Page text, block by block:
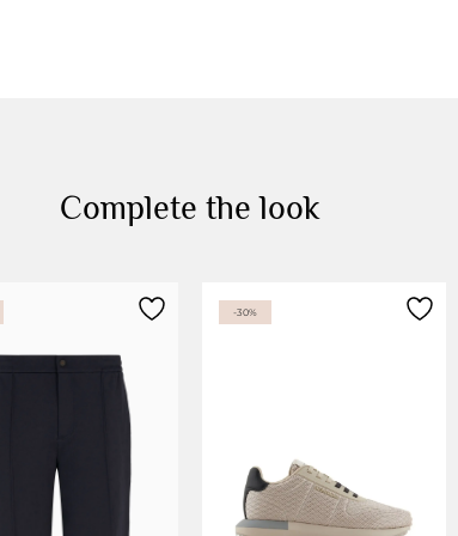
Complete the look
-30%